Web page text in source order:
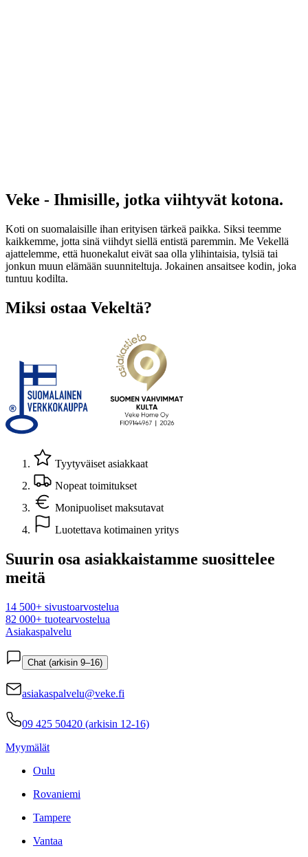
Veke - Ihmisille, jotka viihtyvät kotona.
Koti on suomalaisille ihan erityisen tärkeä paikka. Siksi teemme
kaikkemme, jotta sinä viihdyt siellä entistä paremmin. Me Vekellä
ajattelemme, että huonekalut eivät saa olla ylihintaisia, tylsiä tai
jonkun muun elämään suunniteltuja. Jokainen ansaitsee kodin, joka
tuntuu kodilta.
Miksi ostaa Vekeltä?
Tyytyväiset asiakkaat
Nopeat toimitukset
Monipuoliset maksutavat
Luotettava kotimainen yritys
Suurin osa asiakkaistamme suosittelee
meitä
14 500+ sivustoarvostelua
82 000+ tuotearvostelua
Asiakaspalvelu
Chat (arkisin 9–16)
asiakaspalvelu@veke.fi
09 425 50420 (arkisin 12-16)
Myymälät
Oulu
Rovaniemi
Tampere
Vantaa